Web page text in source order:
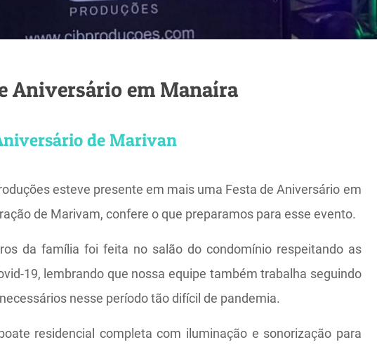
Aniversário em Manaíra
de Marivan
esteve presente em mais uma Festa de Aniversário em
de Marivam, confere o que preparamos para esse evento.
da família foi feita no salão do condomínio respeitando as
19, lembrando que nossa equipe também trabalha seguindo
nesse período tão difícil de pandemia.
residencial completa com iluminação e sonorização para